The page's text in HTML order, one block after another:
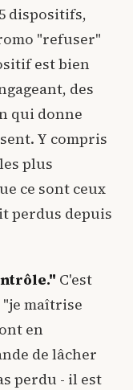
dispositifs,
"refuser"
est bien
des
qui donne
Y compris
plus
ce sont ceux
perdus depuis
C'est
maîtrise
en
de lâcher
perdu - il est